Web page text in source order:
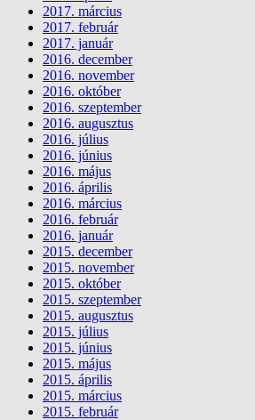
2017. március
2017. február
2017. január
2016. december
2016. november
2016. október
2016. szeptember
2016. augusztus
2016. július
2016. június
2016. május
2016. április
2016. március
2016. február
2016. január
2015. december
2015. november
2015. október
2015. szeptember
2015. augusztus
2015. július
2015. június
2015. május
2015. április
2015. március
2015. február